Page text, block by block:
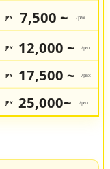
JPY 7,500 ~ /pax
JPY 12,000 ~ /pax
JPY 17,500 ~ /pax
JPY 25,000~ /pax